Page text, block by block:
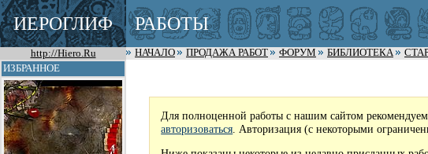
ИЕРОГЛИФ РАБОТЫ
http://Hiero.Ru НАЧАЛО ПРОДАЖА РАБОТ ФОРУМ БИБЛИОТЕКА
ИЗБРАННОЕ
Для полноценной работы с нашим сайтом
авторизоваться . Авторизация (с некоторыми